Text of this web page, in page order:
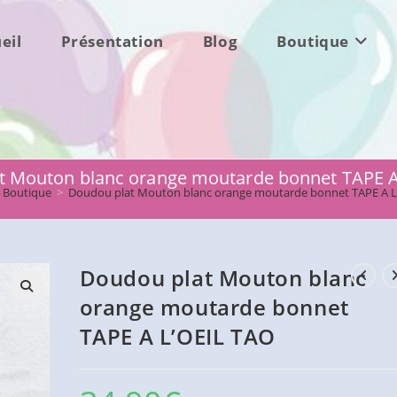
Présentation Blog Boutique
Mouton blanc orange moutarde bonnet TAPE A
Boutique > Doudou plat Mouton blanc orange moutarde bonnet TAPE A
Doudou plat Mouton blanc
orange moutarde bonnet
TAPE A L’OEIL TAO